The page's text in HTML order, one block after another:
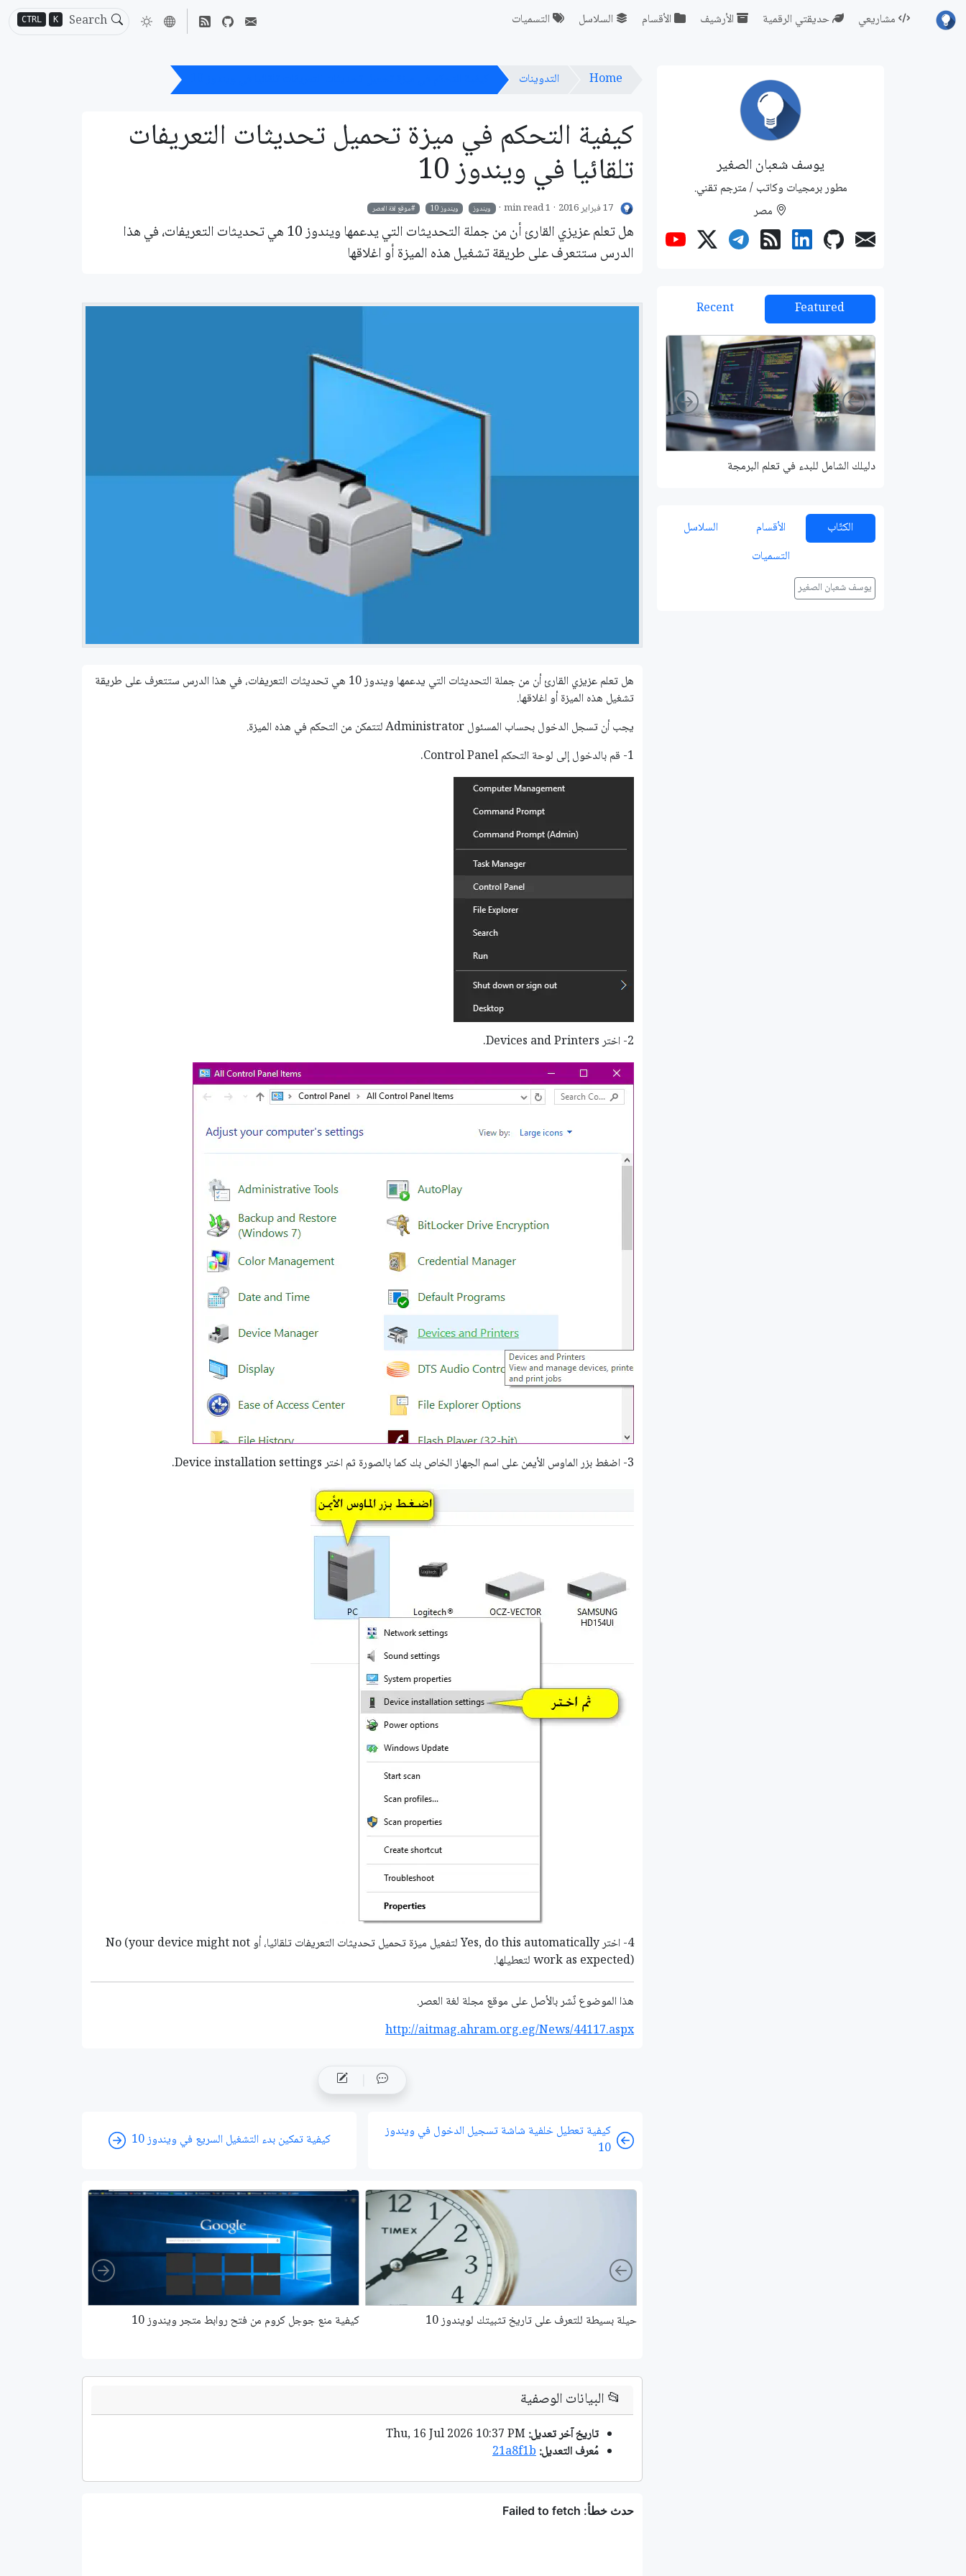
CTRL K مشاريعي حديقتي الرقمية الأرشيف الأقسام السلاسل التسميات
Home التدوينات
كيفية التحكم في ميزة تحميل تحديثات التعريفات
تلقائيا في ويندوز 10
17 فبراير 2016 1 min read ويندوز ويندوز 10 موقع لغة العصر
هل تعلم عزيزي القارئ أن من جملة التحديثات التي يدعمها ويندوز 10 هي تحديثات التعريفات، في هذا
الدرس ستتعرف على طريقة تشغيل هذه الميزة أو اغلاقها
هل تعلم عزيزي القارئ أن من جملة التحديثات التي يدعمها ويندوز 10 هي تحديثات التعريفات، في هذا الدرس ستتعرف على طريقة
تشغيل هذه الميزة أو اغلاقها.
يجب أن تسجل الدخول بحساب المسئول Administrator لتتمكن من التحكم في هذه الميزة.
1- قم بالدخول إلى لوحة التحكم Control Panel.
2- اختر Devices and Printers.
3- اضغط بزر الماوس الأيمن على اسم الجهاز الخاص بك كما بالصورة ثم اختر Device installation settings.
4- اختر Yes, do this automatically لتفعيل ميزة تحميل تحديثات التعريفات تلقائيا، أو No (your device might not
work as expected) لتعطيلها.
هذا الموضوع نٌشر باﻷصل على موقع مجلة لغة العصر.
http://aitmag.ahram.org.eg/News/44117.aspx
كيفية تعطيل خلفية شاشة تسجيل الدخول في ويندوز
10
كيفية تمكين بدء التشغيل السريع في ويندوز 10
حيلة بسيطة للتعرف على تاريخ تثبيتك لويندوز 10 كيفية منع جوجل كروم من فتح روابط متجر ويندوز 10
Left
Right
📂البيانات الوصفية
تاريخ آخر تعديل:
مُعرف التعديل:21a8f1b
يوسف شعبان الصغير
مطور برمجيات وكاتب / مترجم تقني.
مصر
Featured
Recent
دليلك الشامل للبدء في تعلم البرمجة مهارات البحث على اﻹنترنت لطلاب العلم
Left
Right
الكتّاب الأقسام
السلاسل
التسميات
يوسف شعبان الصغير